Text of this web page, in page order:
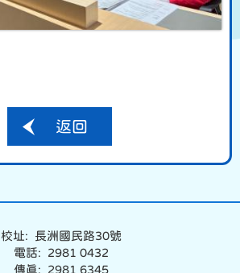
返回
校址: 長洲國民路30號
電話: 2981 0432
傳真: 2981 6345